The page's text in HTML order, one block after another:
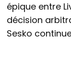
épique entre
décision
Sesko